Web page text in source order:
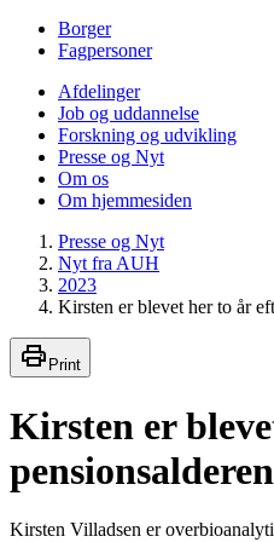
Borger
Fagpersoner
Afdelinger
Job og uddannelse
Forskning og udvikling
Presse og Nyt
Om os
Om hjemmesiden
Presse og Nyt
Nyt fra AUH
2023
Kirsten er blevet her to år
Print
Kirsten er
pensionsalderen
Kirsten Villadsen er